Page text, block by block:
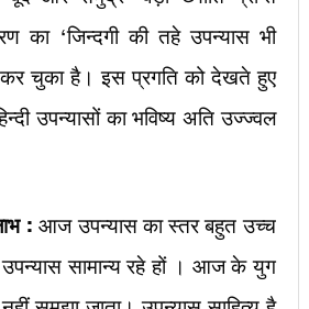
का ‘जिन्दगी की तहे उपन्यास भी
कर चुका है। इस प्रगति को देखते हुए
उपन्यासों का भविष्य अति उज्ज्वल
: आज उपन्यास का स्तर बहुत उच्च
उपन्यास सामान्य रहे हों । आज के युग